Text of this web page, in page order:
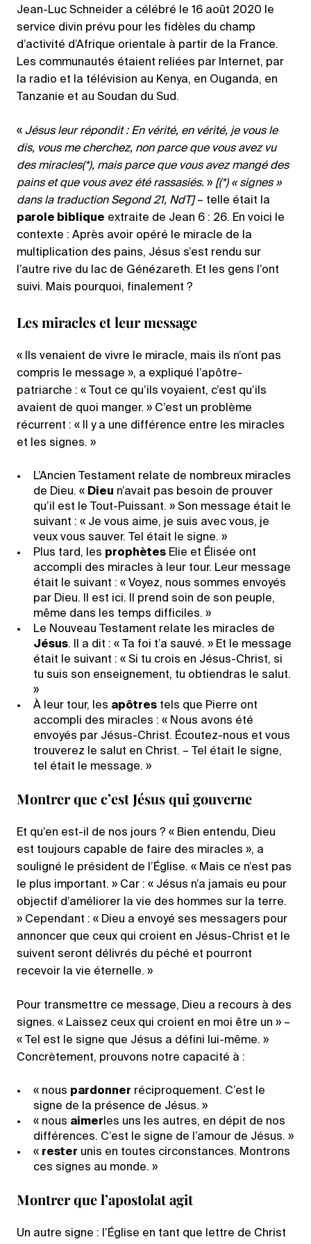
Jean-Luc Schneider a célébré le 16 août 2020 le
service divin prévu pour les fidèles du champ
d’activité d’Afrique orientale à partir de la France.
Les communautés étaient reliées par Internet, par
la radio et la télévision au Kenya, en Ouganda, en
Tanzanie et au Soudan du Sud.
« Jésus leur répondit : En vérité, en vérité, je vous le
dis, vous me cherchez, non parce que vous avez vu
des miracles(*), mais parce que vous avez mangé des
pains et que vous avez été rassasiés. » [(*) « signes »
dans la traduction Segond 21, NdT]– telle était la
parole biblique extraite de Jean 6 : 26. En voici le
contexte : Après avoir opéré le miracle de la
multiplication des pains, Jésus s’est rendu sur
l’autre rive du lac de Génézareth. Et les gens l’ont
suivi. Mais pourquoi, finalement ?
Les miracles et leur message
« Ils venaient de vivre le miracle, mais ils n’ont pas
compris le message », a expliqué l’apôtre-
patriarche : « Tout ce qu’ils voyaient, c’est qu’ils
avaient de quoi manger. » C’est un problème
récurrent : « Il y a une différence entre les miracles
et les signes. »
L’Ancien Testament relate de nombreux miracles
de Dieu. « Dieu n’avait pas besoin de prouver
qu’il est le Tout-Puissant. » Son message était le
suivant : « Je vous aime, je suis avec vous, je
veux vous sauver. Tel était le signe. »
Plus tard, les prophètes Elie et Élisée ont
accompli des miracles à leur tour. Leur message
était le suivant : « Voyez, nous sommes envoyés
par Dieu. Il est ici. Il prend soin de son peuple,
même dans les temps difficiles. »
Le Nouveau Testament relate les miracles de
Jésus. Il a dit : « Ta foi t’a sauvé. » Et le message
était le suivant : « Si tu crois en Jésus-Christ, si
tu suis son enseignement, tu obtiendras le salut.
»
À leur tour, les apôtres tels que Pierre ont
accompli des miracles : « Nous avons été
envoyés par Jésus-Christ. Écoutez-nous et vous
trouverez le salut en Christ. – Tel était le signe,
tel était le message. »
Montrer que c’est Jésus qui gouverne
Et qu’en est-il de nos jours ? « Bien entendu, Dieu
est toujours capable de faire des miracles », a
souligné le président de l’Église. « Mais ce n’est pas
le plus important. » Car : « Jésus n’a jamais eu pour
objectif d’améliorer la vie des hommes sur la terre.
» Cependant : « Dieu a envoyé ses messagers pour
annoncer que ceux qui croient en Jésus-Christ et le
suivent seront délivrés du péché et pourront
recevoir la vie éternelle. »
Pour transmettre ce message, Dieu a recours à des
signes. « Laissez ceux qui croient en moi être un » –
« Tel est le signe que Jésus a défini lui-même. »
Concrètement, prouvons notre capacité à :
« nous pardonner réciproquement. C’est le
signe de la présence de Jésus. »
« nous aimer les uns les autres, en dépit de nos
différences. C’est le signe de l’amour de Jésus. »
« rester unis en toutes circonstances. Montrons
ces signes au monde. »
Montrer que l’apostolat agit
Un autre signe : l’Église en tant que lettre de Christ